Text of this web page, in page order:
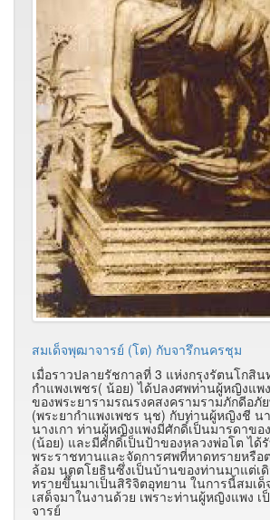
สมเด็จพุฒาจารย์ (โต) กับจารึกนครชุม
เมื่อราวปลายรัชกาลที่ 3 แห่งกรุงรัตนโกสิน
กำแพงเพชร( น้อย) ได้ปลงศพท่านผู้หญิงแพ
ของพระยารามรณรงคสงครามรามภักดีอภั
(พระยากำแพงเพชร นุช) กับท่านผู้หญิงชี น
นางเกา ท่านผู้หญิงแพงมีศักดิ์เป็นมารดาขอ
(น้อย) และมีศักดิ์เป็นป้าของหลวงพ่อโต ได้
พระราชทานและจัดการศพที่หาดทรายหรือ
ล้อม นุตตโยธินซึ่งเป็นบ้านของท่านมาแต่เ
ทรายขึ้นมาเป็นสิริจิตอุทยาน ในการนี้สมเ
เสด็จมาในงานด้วย เพราะท่านผู้หญิงแพง
จารย์